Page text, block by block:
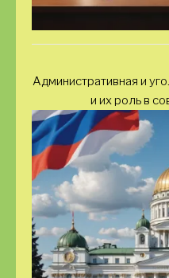
Административная и
и их роль в